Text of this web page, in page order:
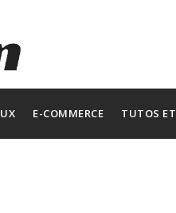
E-COMMERCE TUTOS